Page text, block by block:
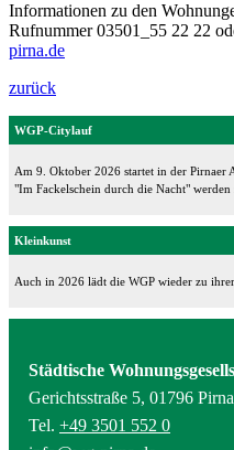
Informationen zu den
Rufnummer 03501_55 22 22
pirna.de
zurück
WGP-Citylauf
Am 9. Oktober 2026 startet in der Pirnaer
"Im Fackelschein durch die Nacht"
Kleinkunst
Auch in 2026 lädt die WGP wieder zu ihrer
Städtische
Gerichtsstraße 5, 01796 Pirna
Tel. +49 3501 552 0